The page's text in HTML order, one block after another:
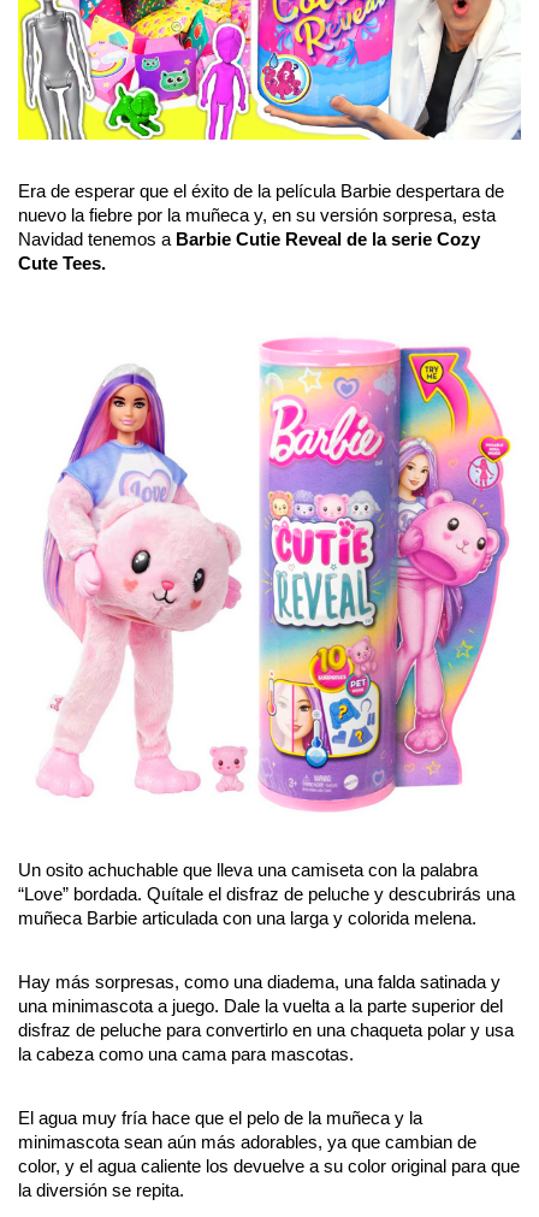
Era de esperar que el éxito de la película Barbie despertara de
nuevo la fiebre por la muñeca y, en su versión sorpresa, esta
Navidad tenemos a Barbie Cutie Reveal de la serie Cozy
Cute Tees.
Un osito achuchable que lleva una camiseta con la palabra
“Love” bordada. Quítale el disfraz de peluche y descubrirás una
muñeca Barbie articulada con una larga y colorida melena.
Hay más sorpresas, como una diadema, una falda satinada y
una minimascota a juego. Dale la vuelta a la parte superior del
disfraz de peluche para convertirlo en una chaqueta polar y usa
la cabeza como una cama para mascotas.
El agua muy fría hace que el pelo de la muñeca y la
minimascota sean aún más adorables, ya que cambian de
color, y el agua caliente los devuelve a su color original para que
la diversión se repita.